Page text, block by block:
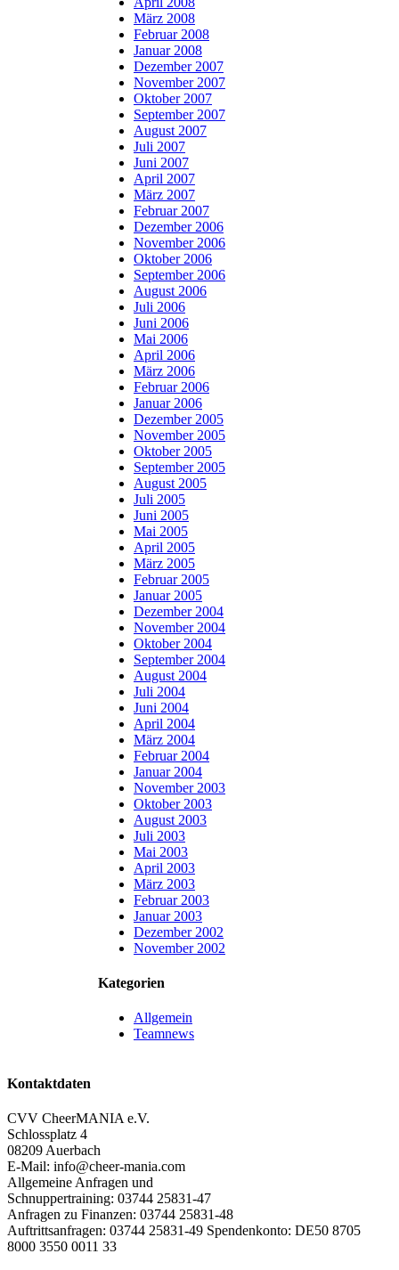
März 2008
Februar 2008
Januar 2008
Dezember 2007
November 2007
Oktober 2007
September 2007
August 2007
Juli 2007
Juni 2007
April 2007
März 2007
Februar 2007
Dezember 2006
November 2006
Oktober 2006
September 2006
August 2006
Juli 2006
Juni 2006
Mai 2006
April 2006
März 2006
Februar 2006
Januar 2006
Dezember 2005
November 2005
Oktober 2005
September 2005
August 2005
Juli 2005
Juni 2005
Mai 2005
April 2005
März 2005
Februar 2005
Januar 2005
Dezember 2004
November 2004
Oktober 2004
September 2004
August 2004
Juli 2004
Juni 2004
April 2004
März 2004
Februar 2004
Januar 2004
November 2003
Oktober 2003
August 2003
Juli 2003
Mai 2003
April 2003
März 2003
Februar 2003
Januar 2003
Dezember 2002
November 2002
Kategorien
Allgemein
Teamnews
Kontaktdaten
CVV CheerMANIA e.V.
Schlossplatz 4
08209 Auerbach
E-Mail: info@cheer-mania.com
Allgemeine Anfragen und
Schnuppertraining: 03744 25831-47
Anfragen zu Finanzen: 03744 25831-48
Auftrittsanfragen: 03744 25831-49 Spendenkonto: DE50 8705
8000 3550 0011 33